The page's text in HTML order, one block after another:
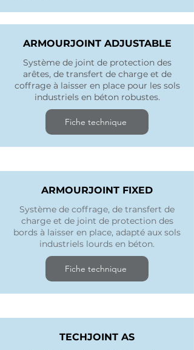
ARMOURJOINT ADJUSTABLE
Système de joint de protection des
arêtes, de transfert de charge et de
coffrage à laisser en place pour les sols
industriels en béton robustes.
Fiche technique
ARMOURJOINT FIXED
Système de coffrage, de transfert de
charge et de joint de protection des
bords à laisser en place, adapté aux sols
industriels lourds en béton.
Fiche technique
TECHJOINT AS